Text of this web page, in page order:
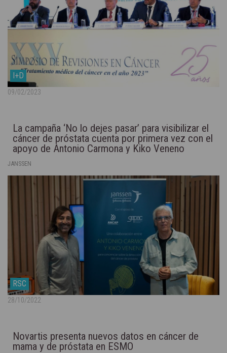
I+D
09/02/2023
La campaña ‘No lo dejes pasar’ para visibilizar el
cáncer de próstata cuenta por primera vez con el
apoyo de Antonio Carmona y Kiko Veneno
JANSSEN
RSC
28/10/2022
Novartis presenta nuevos datos en cáncer de
mama y de próstata en ESMO